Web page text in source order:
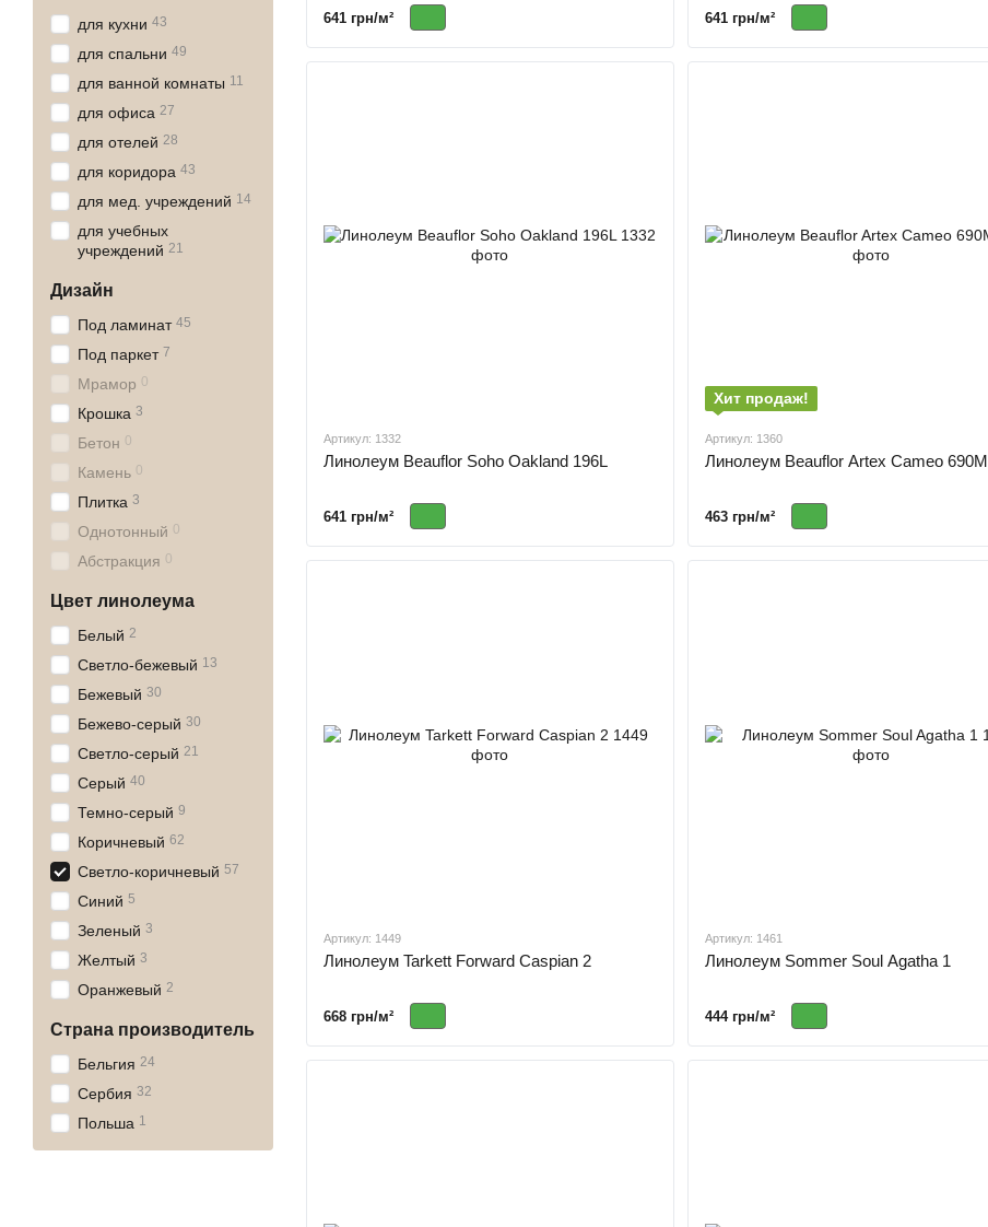
641 грн/м² 641 грн/м²
Артикул: 1332
Линолеум Beauflor Soho Oakland 196L
641 грн/м²
Хит продаж!
Артикул: 1360
Линолеум Beauflor Artex Cameo 690M
463 грн/м²
Артикул: 1449
Линолеум Tarkett Forward Caspian 2
668 грн/м²
Артикул: 1461
Линолеум Sommer Soul Agatha 1
444 грн/м²
для кухни 43
для спальни 49
для ванной комнаты 11
для офиса 27
для отелей 28
для коридора 43
для мед. учреждений 14
для учебных
учреждений 21
Дизайн
Под ламинат 45
Под паркет 7
Мрамор 0
Крошка 3
Бетон 0
Камень 0
Плитка 3
Однотонный 0
Абстракция 0
Цвет линолеума
Белый 2
Светло-бежевый 13
Бежевый 30
Бежево-серый 30
Светло-серый 21
Серый 40
Темно-серый 9
Коричневый 62
Светло-коричневый 57
Синий 5
Зеленый 3
Желтый 3
Оранжевый 2
Страна производитель
Бельгия 24
Сербия 32
Польша 1